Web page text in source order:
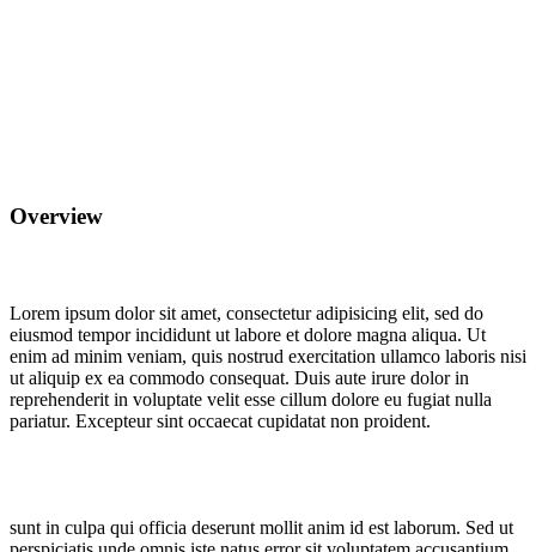
Overview
Lorem ipsum dolor sit amet, consectetur adipisicing elit, sed do
eiusmod tempor incididunt ut labore et dolore magna aliqua. Ut
enim ad minim veniam, quis nostrud exercitation ullamco laboris nisi
ut aliquip ex ea commodo consequat. Duis aute irure dolor in
reprehenderit in voluptate velit esse cillum dolore eu fugiat nulla
pariatur. Excepteur sint occaecat cupidatat non proident.
sunt in culpa qui officia deserunt mollit anim id est laborum. Sed ut